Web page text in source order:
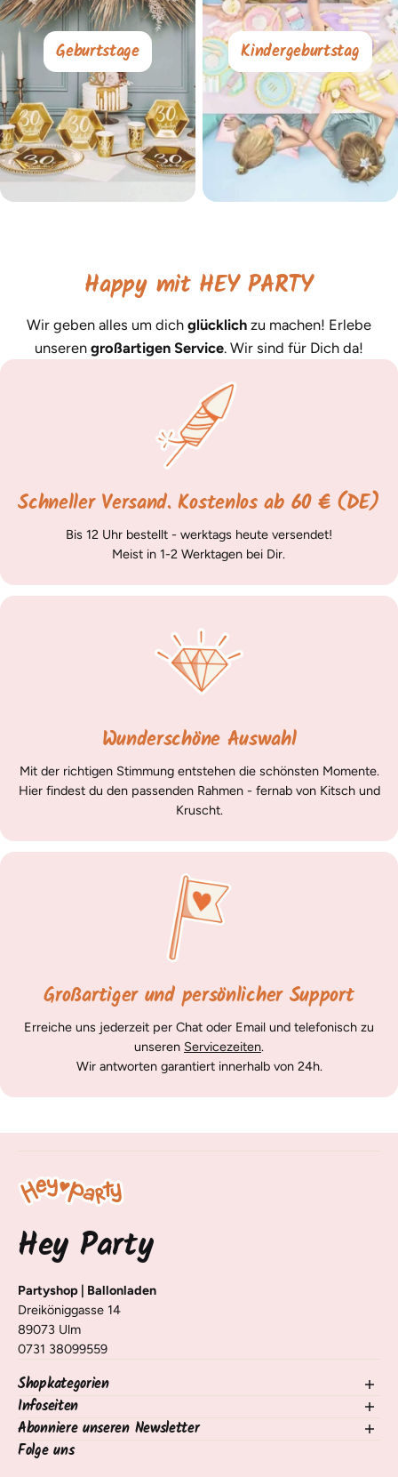
Geburtstage Kindergeburtstag
Happy mit HEY PARTY
Wir geben alles um dich glücklich zu machen! Erlebe
unseren großartigen Service. Wir sind für Dich da!
Schneller Versand. Kostenlos ab 60 € (DE)
Bis 12 Uhr bestellt - werktags heute versendet!
Meist in 1-2 Werktagen bei Dir.
Wunderschöne Auswahl
Mit der richtigen Stimmung entstehen die schönsten Momente.
Hier findest du den passenden Rahmen - fernab von Kitsch und
Kruscht.
Großartiger und persönlicher Support
Erreiche uns jederzeit per Chat oder Email und telefonisch zu
unseren Servicezeiten.
Wir antworten garantiert innerhalb von 24h.
Hey Party
Partyshop | Ballonladen
Dreiköniggasse 14
89073 Ulm
0731 38099559
Shopkategorien
NEU im Shop
Ballons
Deko Tisch & Raum
Nach Anlass
Infoseiten
Kontakt
Versand, Lieferung & Rückgabe
Abonniere unseren Newsletter
Trage dich für unseren Newsletter ein und erhalte Infos zu
Folge uns